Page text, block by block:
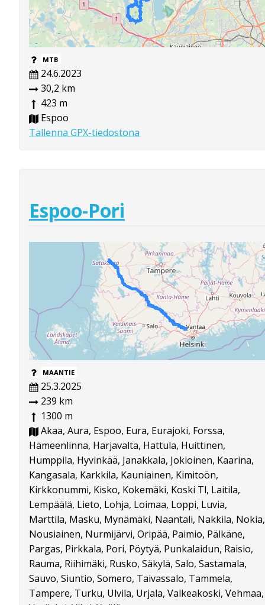
MTB
24.6.2023
30,2 km
423 m
Espoo
Tallenna GPX-tiedostona
Espoo-Pori
MAANTIE
25.3.2025
239 km
1300 m
Akaa, Aura, Espoo, Eura, Eurajoki, Forssa,
Hämeenlinna, Harjavalta, Hattula, Huittinen,
Humppila, Hyvinkää, Janakkala, Jokioinen, Kaarina,
Kangasala, Karkkila, Kauniainen, Kimitoön,
Kirkkonummi, Kisko, Kokemäki, Koski Tl, Laitila,
Lempäälä, Lieto, Lohja, Loimaa, Loppi, Luvia,
Marttila, Masku, Mynämäki, Naantali, Nakkila, Nokia,
Nousiainen, Nurmijärvi, Oripää, Paimio, Pälkäne,
Pargas, Pirkkala, Pori, Pöytyä, Punkalaidun, Raisio,
Rauma, Riihimäki, Rusko, Säkylä, Salo, Sastamala,
Sauvo, Siuntio, Somero, Taivassalo, Tammela,
Tampere, Turku, Ulvila, Urjala, Valkeakoski, Vehmaa,